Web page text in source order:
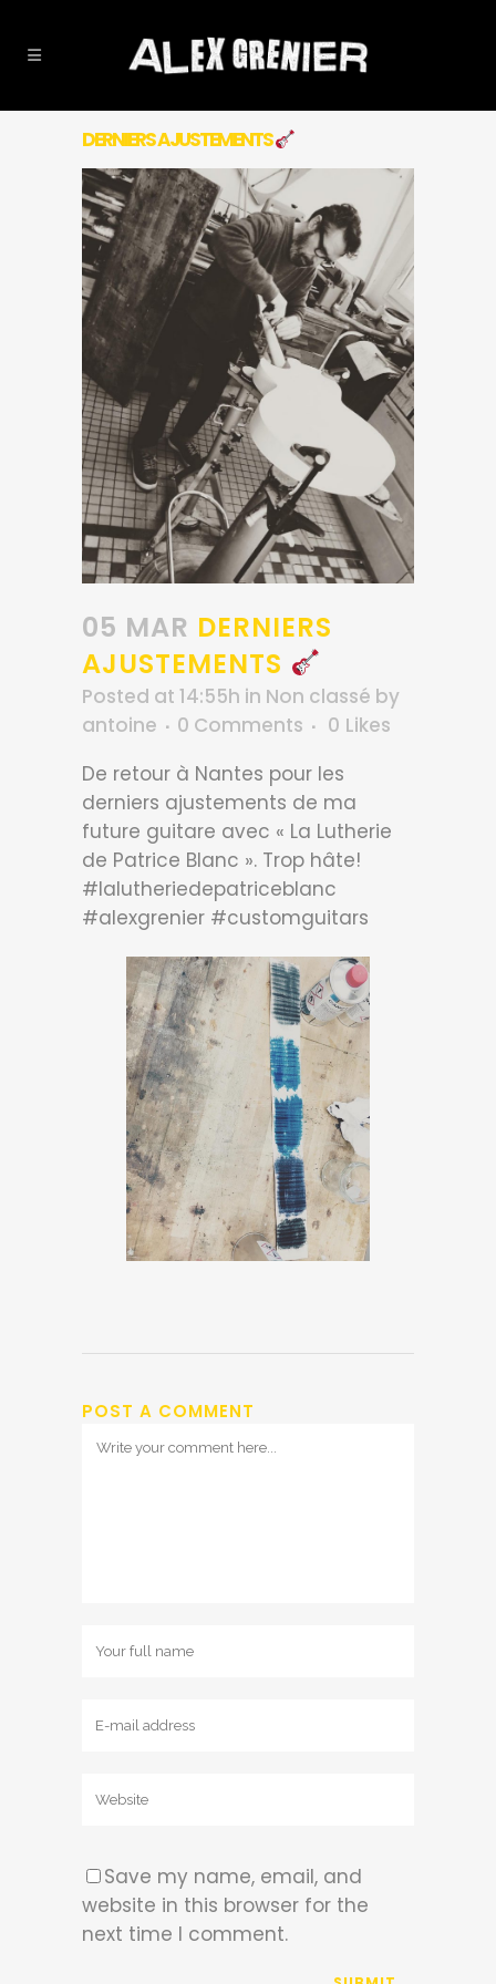
DERNIERS AJUSTEMENTS
05 MAR DERNIERS
AJUSTEMENTS
Posted at 14:55h in Non classé by
antoine
0 Comments 0 Likes
De retour à Nantes pour les
derniers ajustements de ma
future guitare avec « La Lutherie
de Patrice Blanc ». Trop hâte!
#lalutheriedepatriceblanc
#alexgrenier #customguitars
POST A COMMENT
Save my name, email, and
website in this browser for the
next time I comment.